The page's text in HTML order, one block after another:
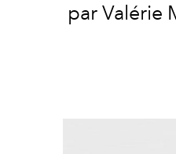
par Valérie